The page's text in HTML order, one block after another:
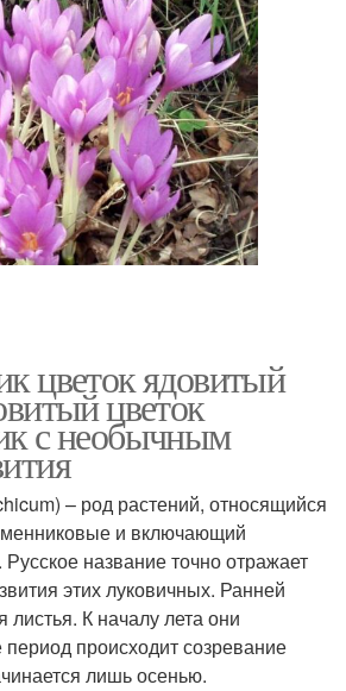
цветок ядовитый
цветок
с необычным
– род растений, относящийся
и включающий
название точно отражает
этих луковичных. Ранней
листья. К началу лета они
происходит созревание
лишь осенью.